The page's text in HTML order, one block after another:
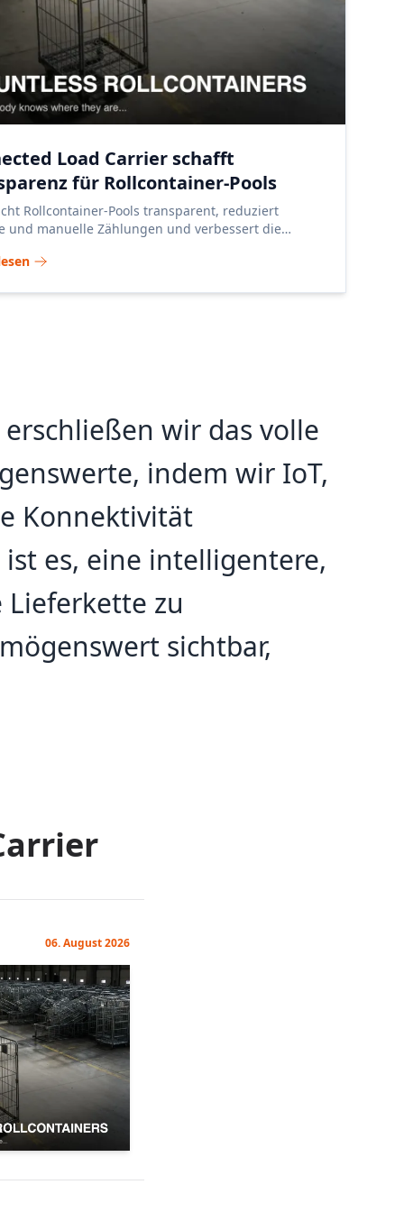
Load Carrier schafft
für Rollcontainer-Pools
Rollcontainer-Pools transparent, reduziert
und manuelle Zählungen und verbessert die
wir das volle
indem wir IoT,
Konnektivität
es, eine intelligentere,
zu
sichtbar,
06. August 2026